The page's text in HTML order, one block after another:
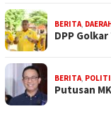
BERITA,
DPP
BERITA,
Putusan